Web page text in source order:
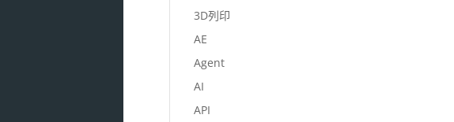
3D列印
AE
Agent
AI
API